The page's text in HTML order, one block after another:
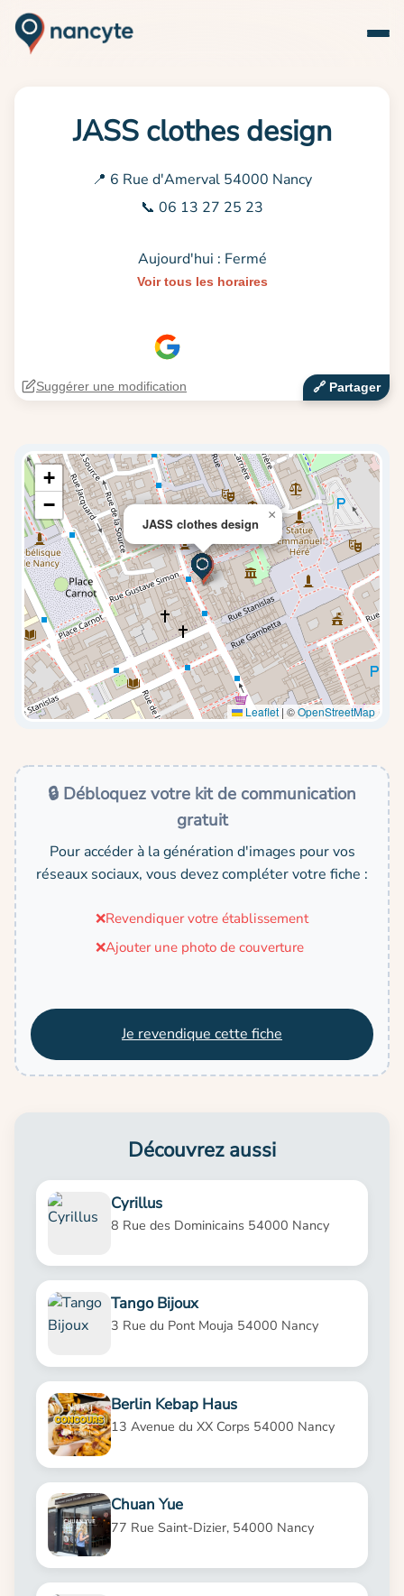
JASS clothes design
📍 6 Rue d'Amerval 54000 Nancy
📞 06 13 27 25 23
Aujourd'hui : Fermé
Voir tous les horaires
🔗‍️ Partager
Suggérer une modification
JASS clothes design
×
+
−
Leaflet | ©OpenStreetMap
🔒 Débloquez votre kit de communication
gratuit
Pour accéder à la génération d'images pour vos
réseaux sociaux, vous devez compléter votre fiche :
❌Revendiquer votre établissement
❌Ajouter une photo de couverture
Je revendique cette fiche
Découvrez aussi
Cyrillus
8 Rue des Dominicains 54000 Nancy
Tango Bijoux
3 Rue du Pont Mouja 54000 Nancy
Berlin Kebap Haus
13 Avenue du XX Corps 54000 Nancy
Chuan Yue
77 Rue Saint-Dizier, 54000 Nancy